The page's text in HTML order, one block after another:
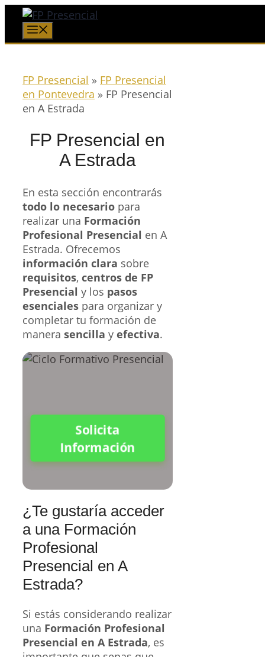
Saltar
contenido
FP Presencial » FP Presencial
en Pontevedra » FP Presencial
en A Estrada
FP Presencial en
A Estrada
En esta sección encontrarás
todo lo necesario para
realizar una Formación
Profesional Presencial en A
Estrada. Ofrecemos
información clara sobre
requisitos, centros de FP
Presencial y los pasos
esenciales para organizar y
completar tu formación de
manera sencilla y efectiva.
Solicita
Información
¿Te gustaría acceder
a una Formación
Profesional
Presencial en A
Estrada?
Si estás considerando realizar
una Formación Profesional
Presencial en A Estrada, es